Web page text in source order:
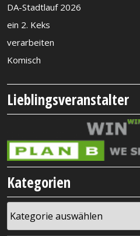
DA-Stadtlauf 2026
ein 2. Keks
verarbeiten
Komisch
Lieblingsveranstalter
Kategorien